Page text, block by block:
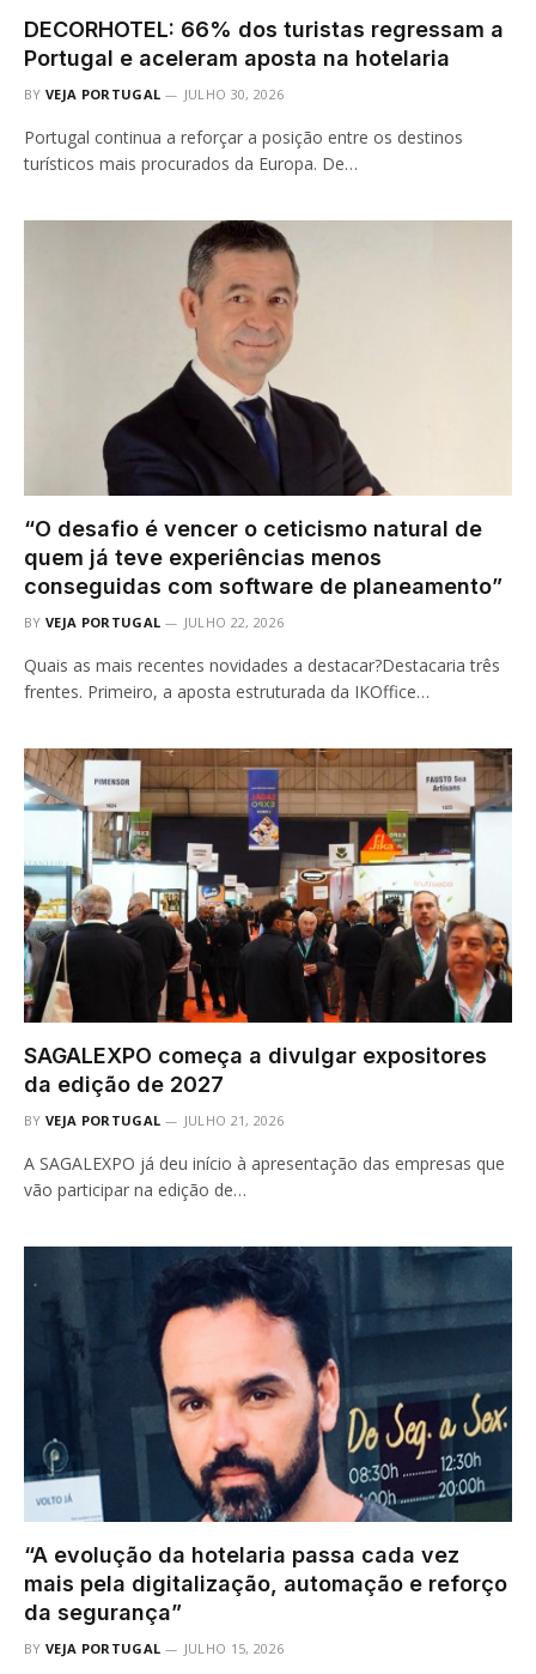
DECORHOTEL: 66% dos turistas regressam a
Portugal e aceleram aposta na hotelaria
BY VEJA PORTUGAL JULHO 30, 2026
Portugal continua a reforçar a posição entre os destinos
turísticos mais procurados da Europa. De…
“O desafio é vencer o ceticismo natural de
quem já teve experiências menos
conseguidas com software de planeamento”
BY VEJA PORTUGAL JULHO 22, 2026
Quais as mais recentes novidades a destacar?Destacaria três
frentes. Primeiro, a aposta estruturada da IKOffice…
SAGALEXPO começa a divulgar expositores
da edição de 2027
BY VEJA PORTUGAL JULHO 21, 2026
A SAGALEXPO já deu início à apresentação das empresas que
vão participar na edição de…
“A evolução da hotelaria passa cada vez
mais pela digitalização, automação e reforço
da segurança”
BY VEJA PORTUGAL JULHO 15, 2026